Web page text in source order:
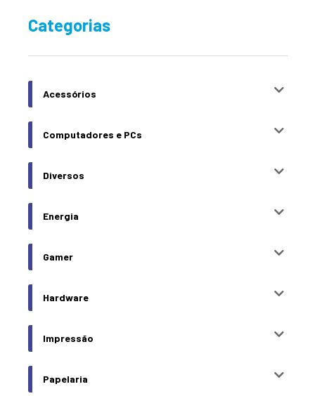
Categorias
Acessórios
Computadores e PCs
Diversos
Energia
Gamer
Hardware
Impressão
Papelaria